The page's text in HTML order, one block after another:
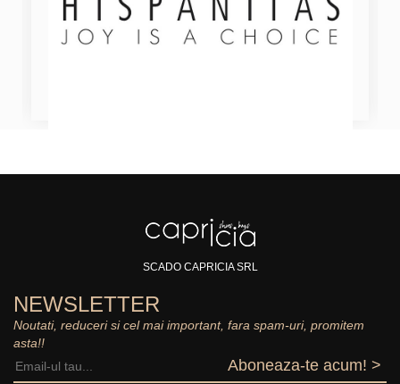
SCADO CAPRICIA SRL
NEWSLETTER
Noutati, reduceri si cel mai important, fara spam-uri, promitem
asta!!
Aboneaza-te acum! >